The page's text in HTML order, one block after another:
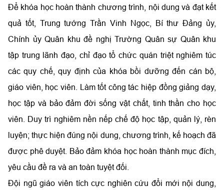
Để khóa học hoàn thành chương trình, nội dung và đạt kết
quả tốt, Trung tướng Trần Vinh Ngọc, Bí thư Đảng ủy,
Chính ủy Quân khu đề nghị Trường Quân sự Quân khu
tập trung lãnh đạo, chỉ đạo tổ chức quán triệt nghiêm túc
các quy chế, quy định của khóa bồi dưỡng đến cán bộ,
giáo viên, học viên. Làm tốt công tác hiệp đồng giảng dạy,
học tập và bảo đảm đời sống vật chất, tinh thần cho học
viên. Duy trì nghiêm nền nếp chế độ học tập, quản lý, rèn
luyện; thực hiện đúng nội dung, chương trình, kế hoạch đã
được phê duyệt. Bảo đảm khóa học hoàn thành mục đích,
yêu cầu đề ra và an toàn tuyệt đối.
Đội ngũ giáo viên tích cực nghiên cứu đổi mới nội dung,